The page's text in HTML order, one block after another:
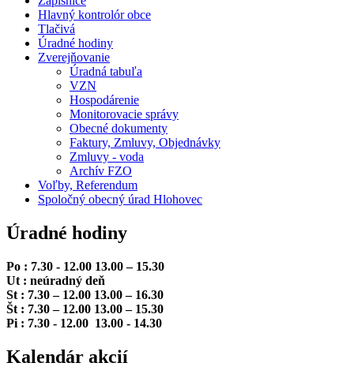
Hlavný kontrolór obce
Tlačivá
Úradné hodiny
Zverejňovanie
Úradná tabuľa
VZN
Hospodárenie
Monitorovacie správy
Obecné dokumenty
Faktury, Zmluvy, Objednávky
Zmluvy - voda
Archív FZO
Voľby, Referendum
Spoločný obecný úrad Hlohovec
Úradné hodiny
Po : 7.30 - 12.00 13.00 – 15.30
Ut : neúradný deň
St : 7.30 – 12.00 13.00 – 16.30
Št : 7.30 – 12.00 13.00 – 15.30
Pi : 7.30 - 12.00 13.00 - 14.30
Kalendár akcií